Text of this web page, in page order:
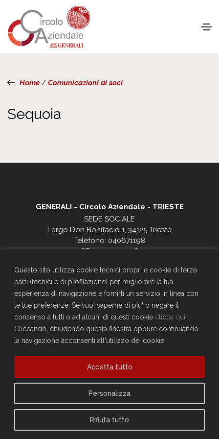
Questo sito utilizza cookie tecnici propri e cookie di terze
parti (tecnici e di profilazione) per migliorare la tua
esperienza di navigazione e fornirti un servizio in linea con
le tue preferenze. Se vuoi saperne di piu' o negare il
consenso a tutti o ad alcuni di questi cookie clicca qui
Cliccando, chiudendo questa finestra oppure continuando
la navigazione acconsenti all'utilizzo dei cookie.
Personalizza
Rifiuta tutto
Accetta tutto
Home/ Comunicazioni ai soci
Sequoia
GENERALI - Circolo Aziendale - TRIESTE
SEDE SOCIALE
Largo Don Bonifacio 1, 34125 Trieste
Telefono: 040671198
CF. 90025330326
Vuoi diventare socio del Circolo?
Scopri come fare
Sei già socio?
Compila il form per richiedere la registrazione al sito
Accedi
Privacy Policy
Cookie Policy